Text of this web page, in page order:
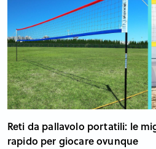
Reti da pallavolo portatili: le
rapido per giocare ovunque